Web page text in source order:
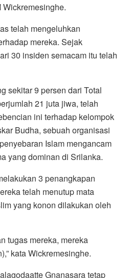
telah mengeluhkan
mereka. Sejak
30 insiden semacam itu telah
sekitar 9 persen dari Total
21 juta jiwa, telah
ini terhadap kelompok
Budha, sebuah organisasi
Islam mengancam
yang dominan di Srilanka.
3 penangkapan
telah menutup mata
yang konon dilakukan oleh
tugas mereka, mereka
kata Wickremesinghe.
Gnanasara tetap